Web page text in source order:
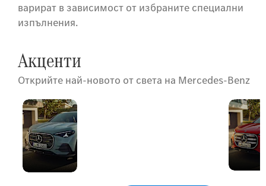
варират в зависимост от избраните специални
изпълнения.
Акценти
Открийте най-новото от света на Mercedes-Benz
Новият
GLA